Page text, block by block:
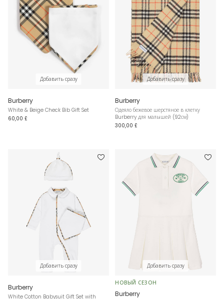
Добавить сразу
Burberry
White & Beige Check Bib Gift Set
60,00 £
Добавить сразу
Burberry
Одеяло бежевое шерстяное в клетку
Burberry для малышей (92см)
300,00 £
Добавить сразу
Burberry
White Cotton Babysuit Gift Set with
Добавить сразу
НОВЫЙ СЕЗОН
Burberry